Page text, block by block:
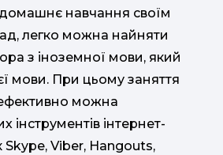
домашнє навчання своїм
легко можна найняти
з іноземної мови, який
мови. При цьому заняття
можна
інструментів інтернет-
Skype, Viber, Hangouts,